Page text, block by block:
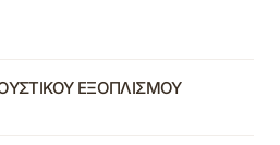
ΕΞΟΠΛΙΣΜΟΥ